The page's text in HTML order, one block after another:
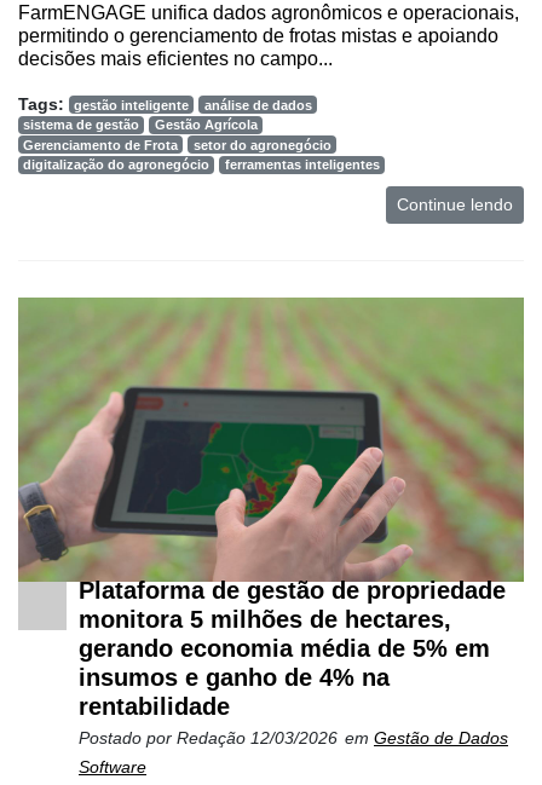
FarmENGAGE unifica dados agronômicos e operacionais,
permitindo o gerenciamento de frotas mistas e apoiando
decisões mais eficientes no campo...
Tags: gestão inteligente
análise de dados
sistema de gestão
Gestão Agrícola
Gerenciamento de Frota
setor do agronegócio
digitalização do agronegócio
ferramentas inteligentes
Continue lendo
Plataforma de gestão de propriedade
monitora 5 milhões de hectares,
gerando economia média de 5% em
insumos e ganho de 4% na
rentabilidade
Postado por Redação 12/03/2026 em Gestão de Dados
Software